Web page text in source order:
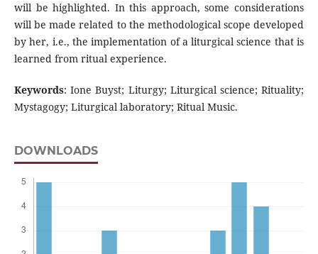
will be highlighted. In this approach, some considerations
will be made related to the methodological scope developed
by her, i.e., the implementation of a liturgical science that is
learned from ritual experience.
Keywords: Ione Buyst; Liturgy; Liturgical science; Rituality;
Mystagogy; Liturgical laboratory; Ritual Music.
DOWNLOADS